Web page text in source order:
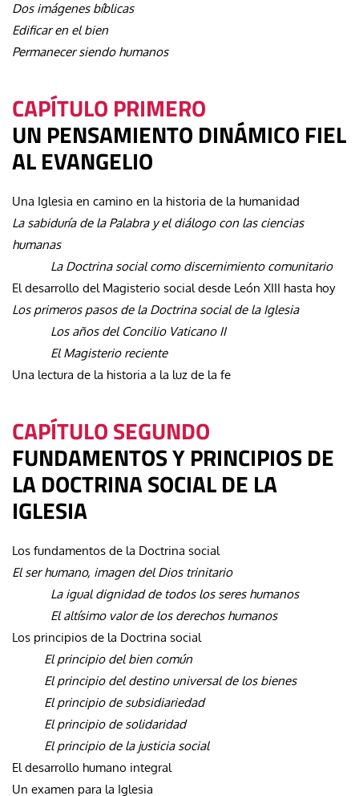
Dos imágenes bíblicas
Edificar en el bien
Permanecer siendo humanos
CAPÍTULO PRIMERO
UN PENSAMIENTO DINÁMICO FIEL
AL EVANGELIO
Una Iglesia en camino en la historia de la humanidad
La sabiduría de la Palabra y el diálogo con las ciencias
humanas
La Doctrina social como discernimiento comunitario
El desarrollo del Magisterio social desde León XIII hasta hoy
Los primeros pasos de la Doctrina social de la Iglesia
Los años del Concilio Vaticano II
El Magisterio reciente
Una lectura de la historia a la luz de la fe
CAPÍTULO SEGUNDO
FUNDAMENTOS Y PRINCIPIOS DE
LA DOCTRINA SOCIAL DE LA
IGLESIA
Los fundamentos de la Doctrina social
El ser humano, imagen del Dios trinitario
La igual dignidad de todos los seres humanos
El altísimo valor de los derechos humanos
Los principios de la Doctrina social
El principio del bien común
El principio del destino universal de los bienes
El principio de subsidiariedad
El principio de solidaridad
El principio de la justicia social
El desarrollo humano integral
Un examen para la Iglesia